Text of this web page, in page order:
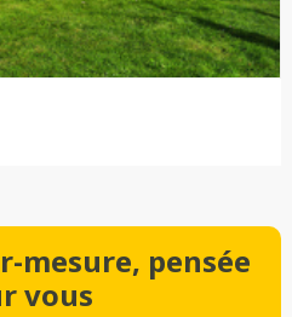
mesure, pensée
vous